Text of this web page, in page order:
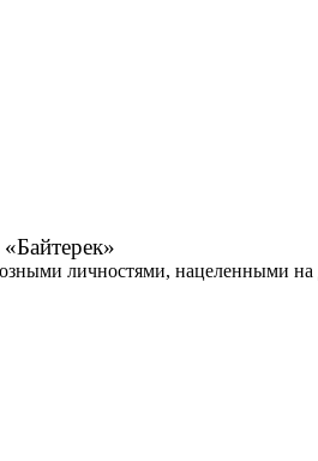
личностями, нацеленными